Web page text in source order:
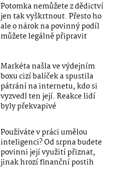
Potomka nemůžete z dědictví
jen tak vyškrtnout. Přesto ho
ale o nárok na povinný podíl
můžete legálně připravit
Markéta našla ve výdejním
boxu cizí balíček a spustila
pátrání na internetu, kdo si
vyzvedl ten její. Reakce lidí
byly překvapivé
Používáte v práci umělou
inteligenci? Od srpna budete
povinni její využití přiznat,
jinak hrozí finanční postih